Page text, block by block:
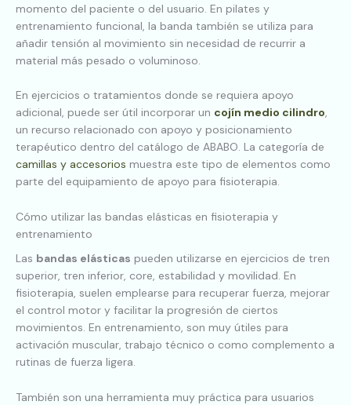
momento del paciente o del usuario. En pilates y
entrenamiento funcional, la banda también se utiliza para
añadir tensión al movimiento sin necesidad de recurrir a
material más pesado o voluminoso.
En ejercicios o tratamientos donde se requiera apoyo
adicional, puede ser útil incorporar un cojín medio cilindro,
un recurso relacionado con apoyo y posicionamiento
terapéutico dentro del catálogo de ABABO. La categoría de
camillas y accesorios muestra este tipo de elementos como
parte del equipamiento de apoyo para fisioterapia.
Cómo utilizar las bandas elásticas en fisioterapia y
entrenamiento
Las bandas elásticas pueden utilizarse en ejercicios de tren
superior, tren inferior, core, estabilidad y movilidad. En
fisioterapia, suelen emplearse para recuperar fuerza, mejorar
el control motor y facilitar la progresión de ciertos
movimientos. En entrenamiento, son muy útiles para
activación muscular, trabajo técnico o como complemento a
rutinas de fuerza ligera.
También son una herramienta muy práctica para usuarios